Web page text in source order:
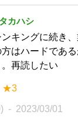
カハシ
ンキングに続き
はハードであ
再読したい
★3
2023/03/01